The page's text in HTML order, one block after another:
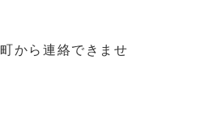
から連絡できませ